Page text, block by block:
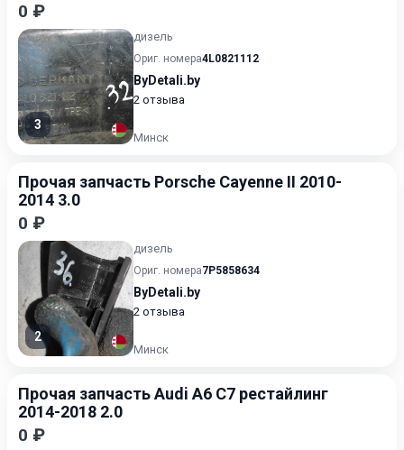
0 ₽
3
дизель
Ориг. номера4L0821112
ByDetali.by
2 отзыва
Минск
Прочая запчасть Porsche Cayenne II 2010-
2014 3.0
0 ₽
2
дизель
Ориг. номера7P5858634
ByDetali.by
2 отзыва
Минск
Прочая запчасть Audi A6 C7 рестайлинг
2014-2018 2.0
0 ₽